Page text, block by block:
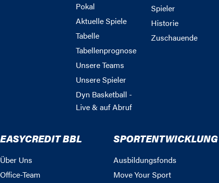
Pokal
Aktuelle Spiele
Tabelle
Tabellenprognose
Unsere Teams
Unsere Spieler
Dyn Basketball -
Live & auf Abruf
Spieler
Historie
Zuschauende
EASYCREDIT BBL
Über Uns
Office-Team
SPORTENTWICKLUNG
Ausbildungsfonds
Move Your Sport